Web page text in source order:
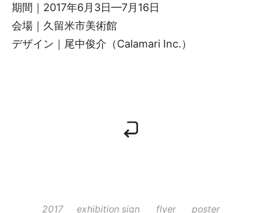
期間｜2017年6月3日—7月16日
会場｜久留米市美術館
デザイン｜尾中俊介（Calamari Inc.）
2017 exhibition sign flyer poster